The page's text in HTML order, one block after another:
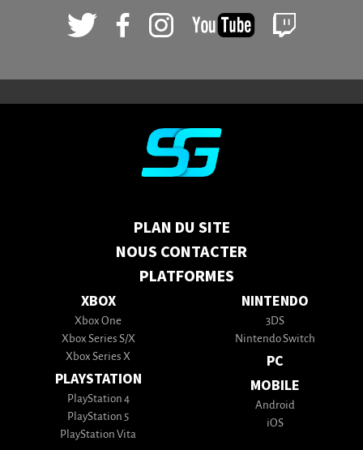
PLAN DU SITE
NOUS CONTACTER
PLATFORMES
XBOX
Xbox One
Xbox Series S/X
Xbox Series X
PLAYSTATION
PlayStation 4
PlayStation 5
PlayStation Vita
NINTENDO
3DS
Nintendo Switch
PC
MOBILE
Android
iOS